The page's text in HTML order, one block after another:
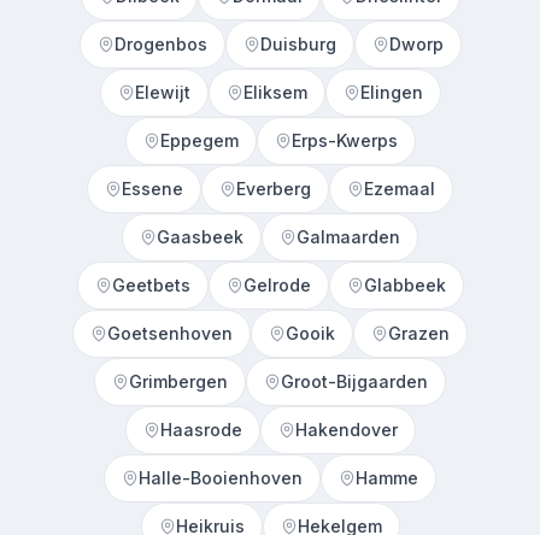
Drogenbos Duisburg Dworp
Elewijt Eliksem Elingen
Eppegem Erps-Kwerps
Essene Everberg Ezemaal
Gaasbeek Galmaarden
Geetbets Gelrode Glabbeek
Goetsenhoven Gooik Grazen
Grimbergen Groot-Bijgaarden
Haasrode Hakendover
Halle-Booienhoven Hamme
Heikruis Hekelgem